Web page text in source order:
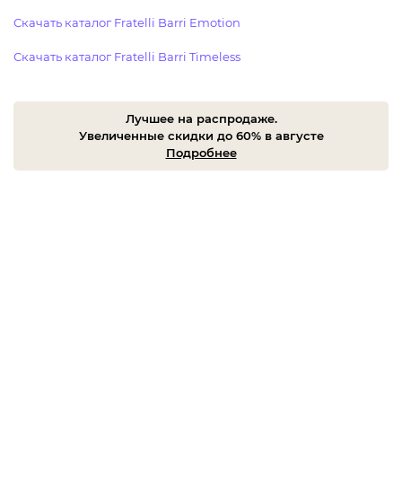
Скачать каталог Fratelli Barri Emotion
Скачать каталог Fratelli Barri Timeless
Лучшее на распродаже.
Увеличенные скидки до 60% в августе
Подробнее